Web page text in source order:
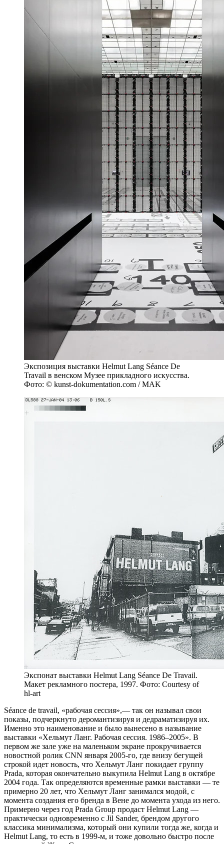
Экспозиция выставки Helmut Lang Séance De
Travail в венском Музее прикладного искусства.
Фото: © kunst-dokumentation.com / MAK
Экспонат выставки Helmut Lang Séance De Travail.
Макет рекламного постера, 1997. Фото: Courtesy of
hl-art
Séance de travail, «рабочая сессия»,— так он называл свои
показы, подчеркнуто деромантизируя и дедраматизируя их.
Именно это наименование и было вынесено в называние
выставки «Хельмут Ланг. Рабочая сессия. 1986–2005». В
первом же зале уже на маленьком экране прокручивается
новостной ролик CNN января 2005-го, где внизу бегущей
строкой идет новость, что Хельмут Ланг покидает группу
Prada, которая окончательно выкупила Helmut Lang в октябре
2004 года. Так определяются временные рамки выставки — те
примерно 20 лет, что Хельмут Ланг занимался модой, с
момента создания его бренда в Вене до момента ухода из него.
Примерно через год Prada Group продаст Helmut Lang —
практически одновременно с Jil Sander, брендом другого
классика минимализма, который они купили тогда же, когда и
Helmut Lang, то есть в 1999-м, и тоже довольно быстро после